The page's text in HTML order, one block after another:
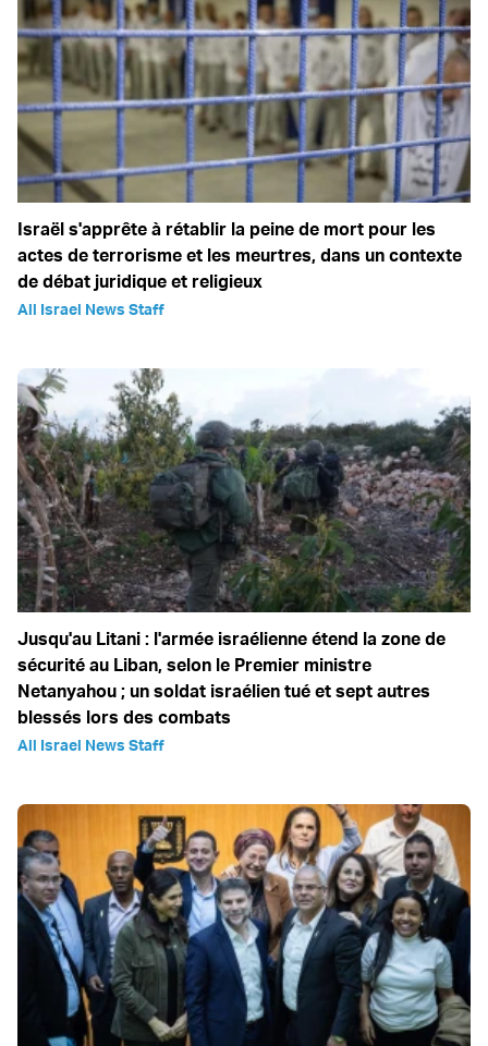
Israël s'apprête à rétablir la peine de mort pour les
actes de terrorisme et les meurtres, dans un contexte
de débat juridique et religieux
All Israel News Staff
Jusqu'au Litani : l'armée israélienne étend la zone de
sécurité au Liban, selon le Premier ministre
Netanyahou ; un soldat israélien tué et sept autres
blessés lors des combats
All Israel News Staff